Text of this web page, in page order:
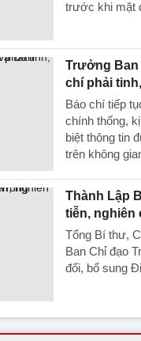
trước khi mặt
Trưởng Ban
chí phải
Báo chí tiếp
chính thống,
biệt thông tin
trên không
Thành Lập
tiễn, nghiên
Tổng Bí thư,
Ban Chỉ đạo
đổi, bổ sung